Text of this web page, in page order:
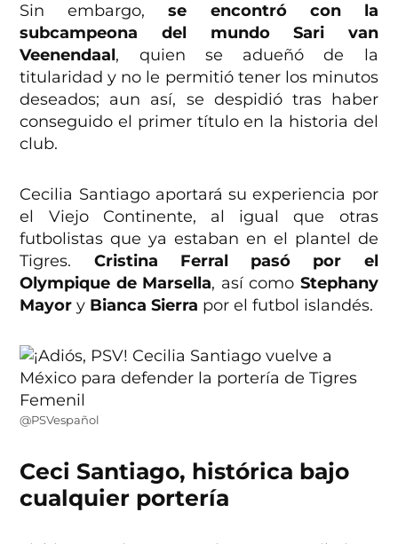
Sin embargo, se encontró con la
subcampeona del mundo Sari van
Veenendaal, quien se adueñó de la
titularidad y no le permitió tener los minutos
deseados; aun así, se despidió tras haber
conseguido el primer título en la historia del
club.
Cecilia Santiago aportará su experiencia por
el Viejo Continente, al igual que otras
futbolistas que ya estaban en el plantel de
Tigres. Cristina Ferral pasó por el
Olympique de Marsella, así como Stephany
Mayor y Bianca Sierra por el futbol islandés.
@PSVespañol
Ceci Santiago, histórica bajo
cualquier portería